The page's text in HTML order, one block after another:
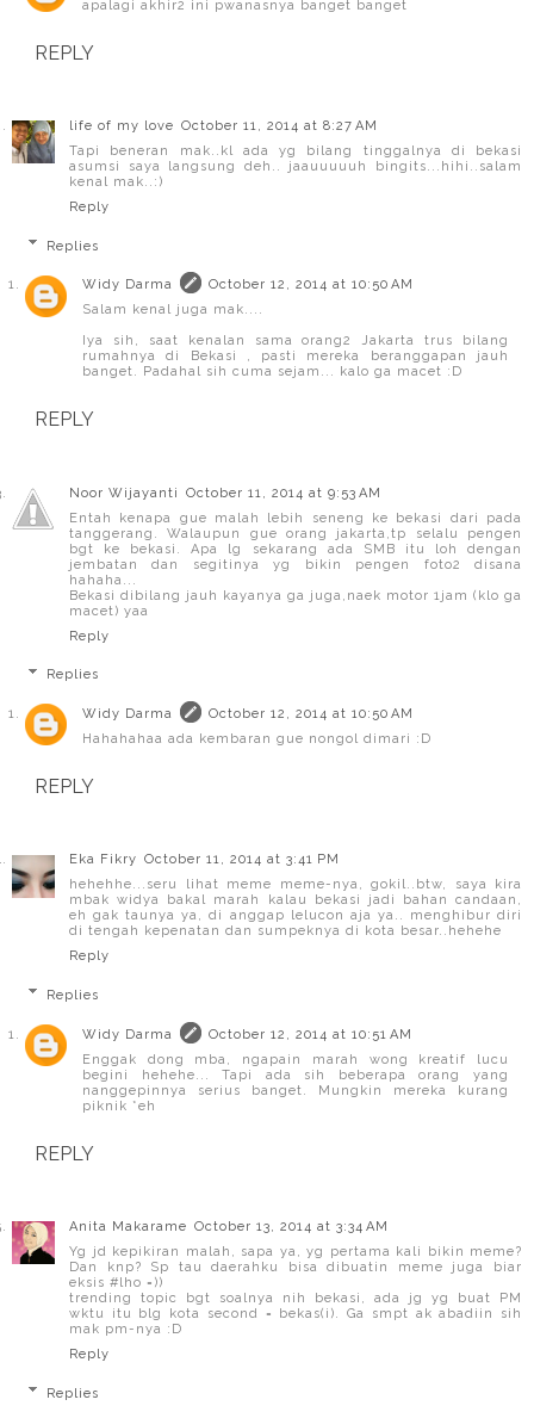
apalagi akhir2 ini pwanasnya banget banget
REPLY
life of my love October 11, 2014 at 8:27 AM
Tapi beneran mak..kl ada yg bilang tinggalnya di bekasi
asumsi saya langsung deh.. jaauuuuuh bingits...hihi..salam
kenal mak..:)
Reply
Replies
Widy Darma
October 12, 2014 at 10:50 AM
Salam kenal juga mak....
Iya sih, saat kenalan sama orang2 Jakarta trus bilang
rumahnya di Bekasi , pasti mereka beranggapan jauh
banget. Padahal sih cuma sejam... kalo ga macet :D
REPLY
Noor Wijayanti
October 11, 2014 at 9:53 AM
Entah kenapa gue malah lebih seneng ke bekasi dari pada
tanggerang. Walaupun gue orang jakarta,tp selalu pengen
bgt ke bekasi. Apa lg sekarang ada SMB itu loh dengan
jembatan dan segitinya yg bikin pengen foto2 disana
hahaha...
Bekasi dibilang jauh kayanya ga juga,naek motor 1jam (klo ga
macet) yaa
Reply
Replies
Widy Darma
October 12, 2014 at 10:50 AM
Hahahahaa ada kembaran gue nongol dimari :D
REPLY
Eka Fikry October 11, 2014 at 3:41 PM
hehehhe...seru lihat meme meme-nya, gokil..btw, saya kira
mbak widya bakal marah kalau bekasi jadi bahan candaan,
eh gak taunya ya, di anggap lelucon aja ya.. menghibur diri
di tengah kepenatan dan sumpeknya di kota besar..hehehe
Reply
Replies
Widy Darma
October 12, 2014 at 10:51 AM
Enggak dong mba, ngapain marah wong kreatif lucu
begini hehehe... Tapi ada sih beberapa orang yang
nanggepinnya serius banget. Mungkin mereka kurang
piknik *eh
REPLY
Anita Makarame October 13, 2014 at 3:34 AM
Yg jd kepikiran malah, sapa ya, yg pertama kali bikin meme?
Dan knp? Sp tau daerahku bisa dibuatin meme juga biar
eksis #lho =))
trending topic bgt soalnya nih bekasi, ada jg yg buat PM
wktu itu blg kota second = bekas(i). Ga smpt ak abadiin sih
mak pm-nya :D
Reply
Replies